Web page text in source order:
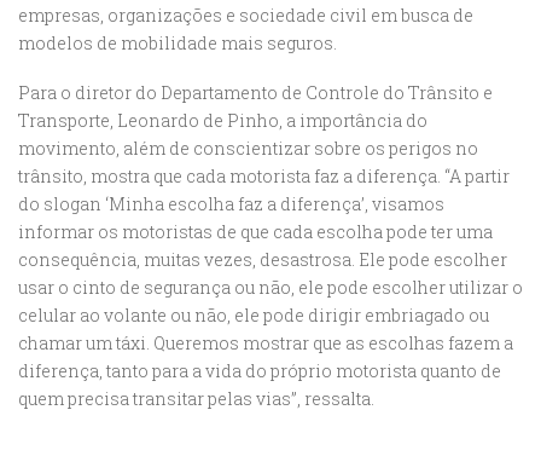
empresas, organizações e sociedade civil em busca de
modelos de mobilidade mais seguros.
Para o diretor do Departamento de Controle do Trânsito e
Transporte, Leonardo de Pinho, a importância do
movimento, além de conscientizar sobre os perigos no
trânsito, mostra que cada motorista faz a diferença. “A partir
do slogan ‘Minha escolha faz a diferença’, visamos
informar os motoristas de que cada escolha pode ter uma
consequência, muitas vezes, desastrosa. Ele pode escolher
usar o cinto de segurança ou não, ele pode escolher utilizar o
celular ao volante ou não, ele pode dirigir embriagado ou
chamar um táxi. Queremos mostrar que as escolhas fazem a
diferença, tanto para a vida do próprio motorista quanto de
quem precisa transitar pelas vias”, ressalta.